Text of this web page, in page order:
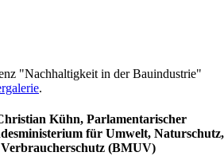
"Nachhaltigkeit in der Bauindustrie"
.
Kühn, Parlamentarischer
für Umwelt, Naturschutz,
(BMUV)